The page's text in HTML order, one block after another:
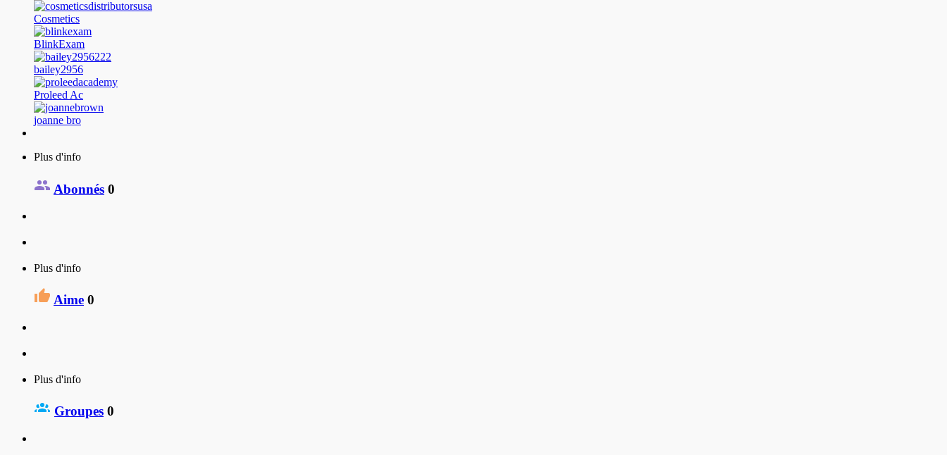
Cosmetics
BlinkExam
bailey2956
Proleed Ac
joanne bro
Plus d'info
Abonnés 0
Plus d'info
Aime 0
Plus d'info
Groupes 0